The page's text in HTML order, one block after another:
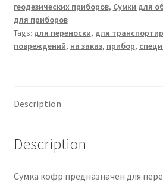
оборудования
quantity
геодезических приборов, Сумки для
для приборов
Tags: для переноски, для
повреждений, на заказ, прибор,
Description
Description
Сумка кофр предназначен для